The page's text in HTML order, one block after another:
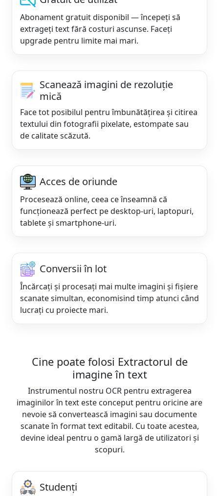
Abonament gratuit disponibil — începeți să
extrageți text fără costuri ascunse. Faceți
upgrade pentru limite mai mari.
Scanează imagini de rezoluție
mică
Face tot posibilul pentru îmbunătățirea și citirea
textului din fotografii pixelate, estompate sau
de calitate scăzută.
Acces de oriunde
Procesează online, ceea ce înseamnă că
funcționează perfect pe desktop-uri, laptopuri,
tablete și smartphone-uri.
Conversii în lot
Încărcați și procesați mai multe imagini și fișiere
scanate simultan, economisind timp atunci când
lucrați cu proiecte mari.
Cine poate folosi Extractorul de
imagine în text
Instrumentul nostru OCR pentru extragerea
imaginilor în text este conceput pentru oricine are
nevoie să convertească imagini sau documente
scanate în format text editabil. Cu toate acestea,
devine ideal pentru o gamă largă de utilizatori și
scopuri.
Studenți